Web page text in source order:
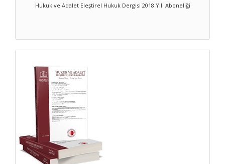
Hukuk ve Adalet Eleştirel Hukuk Dergisi 2018 Yılı Aboneliği